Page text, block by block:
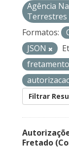
Agência
Terrestres
Formatos:
JSON
Filtrar
Fretado